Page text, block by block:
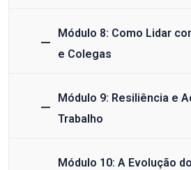
Módulo 8: Como Lidar
e Colegas
Módulo 9: Resiliência e
Trabalho
Módulo 10: A Evolução